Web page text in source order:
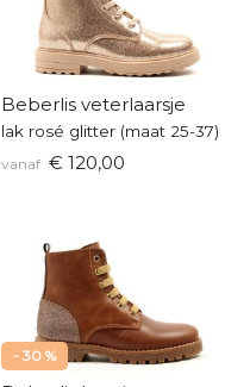
Beberlis veterlaarsje
lak rosé glitter (maat 25-37)
vanaf € 120,00
- 30 %